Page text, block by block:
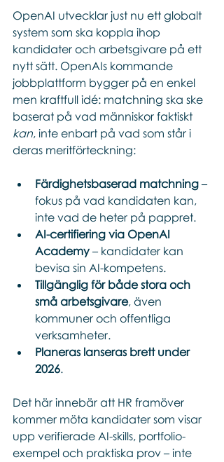
OpenAI utvecklar just nu ett globalt
system som ska koppla ihop
kandidater och arbetsgivare på ett
nytt sätt. OpenAIs kommande
jobbplattform bygger på en enkel
men kraftfull idé: matchning ska ske
baserat på vad människor faktiskt
kan, inte enbart på vad som står i
deras meritförteckning:
Färdighetsbaserad matchning –
fokus på vad kandidaten kan,
inte vad de heter på pappret.
AI-certifiering via OpenAI
Academy – kandidater kan
bevisa sin AI-kompetens.
Tillgänglig för både stora och
små arbetsgivare, även
kommuner och offentliga
verksamheter.
Planeras lanseras brett under
2026.
Det här innebär att HR framöver
kommer möta kandidater som visar
upp verifierade AI-skills, portfolio-
exempel och praktiska prov – inte